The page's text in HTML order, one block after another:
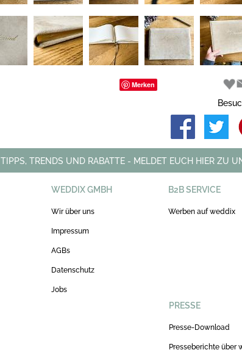
Merken
TIPPS, TRENDS UND RABATTE - MELDET EUCH HIER ZU
WEDDIX GMBH
Wir über uns
Impressum
AGBs
Datenschutz
Jobs
B2B SERVICE
Werben auf weddix
PRESSE
Presse-Download
Presseberichte über